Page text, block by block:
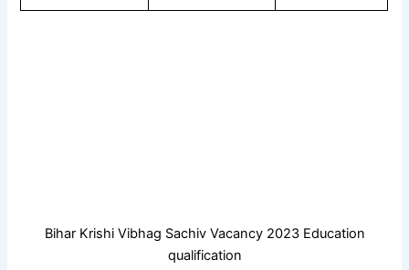
Bihar Krishi Vibhag Sachiv Vacancy 2023 Education
qualification